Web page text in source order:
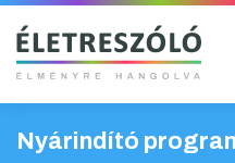
Nyárindító